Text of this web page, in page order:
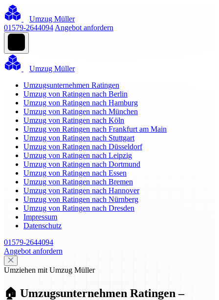
Umzug Müller
01579-2644094 Angebot anfordern
Umzug Müller
Umzugsunternehmen Ratingen
Umzug von Ratingen nach Berlin
Umzug von Ratingen nach Hamburg
Umzug von Ratingen nach München
Umzug von Ratingen nach Köln
Umzug von Ratingen nach Frankfurt am Main
Umzug von Ratingen nach Stuttgart
Umzug von Ratingen nach Düsseldorf
Umzug von Ratingen nach Leipzig
Umzug von Ratingen nach Dortmund
Umzug von Ratingen nach Essen
Umzug von Ratingen nach Bremen
Umzug von Ratingen nach Hannover
Umzug von Ratingen nach Nürnberg
Umzug von Ratingen nach Dresden
Impressum
Datenschutz
01579-2644094
Angebot anfordern
Umziehen mit Umzug Müller
🏠 Umzugsunternehmen Ratingen –